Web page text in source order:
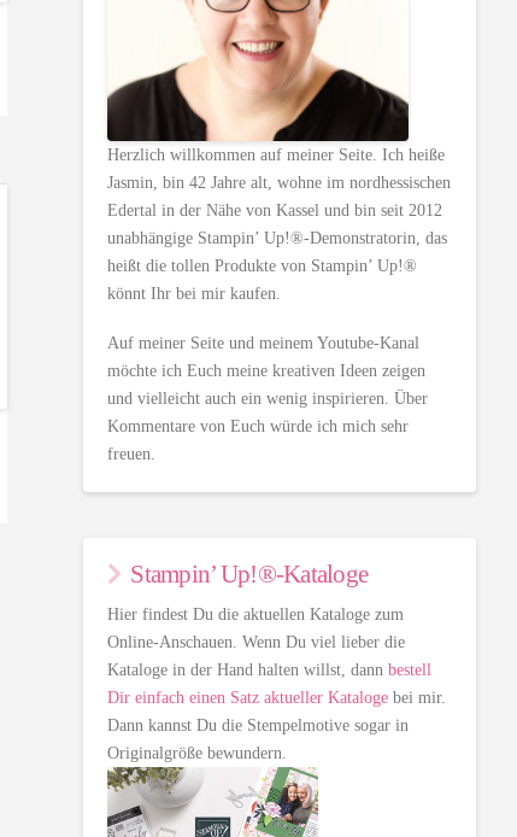
Herzlich willkommen auf meiner Seite. Ich heiße
Jasmin, bin 42 Jahre alt, wohne im nordhessischen
Edertal in der Nähe von Kassel und bin seit 2012
unabhängige Stampin’ Up!®-Demonstratorin, das
heißt die tollen Produkte von Stampin’ Up!®
könnt Ihr bei mir kaufen.
Auf meiner Seite und meinem Youtube-Kanal
möchte ich Euch meine kreativen Ideen zeigen
und vielleicht auch ein wenig inspirieren. Über
Kommentare von Euch würde ich mich sehr
freuen.
Stampin’ Up!®-Kataloge
Hier findest Du die aktuellen Kataloge zum
Online-Anschauen. Wenn Du viel lieber die
Kataloge in der Hand halten willst, dannbestell
Dir einfach einen Satz aktueller Kataloge bei mir.
Dann kannst Du die Stempelmotive sogar in
Originalgröße bewundern.